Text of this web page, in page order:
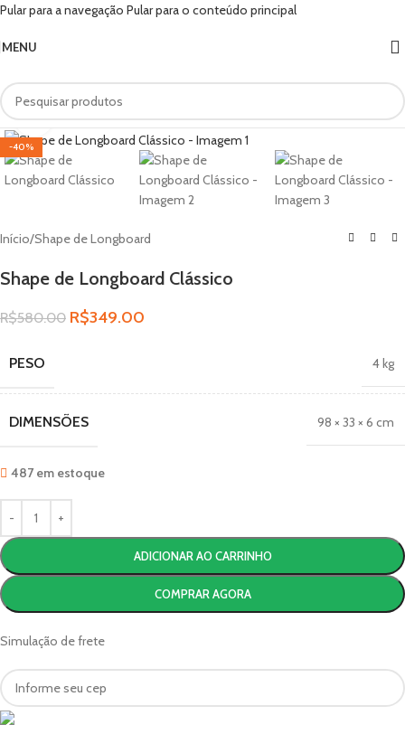
Pular para a navegação Pular para o conteúdo principal
MENU
-40%
Clique para ampliar
Início/Shape de Longboard
Shape de Longboard Clássico
R$580.00 R$349.00
PESO 4 kg
DIMENSÕES 98 × 33 × 6 cm
487 em estoque
ADICIONAR AO CARRINHO
COMPRAR AGORA
Simulação de frete